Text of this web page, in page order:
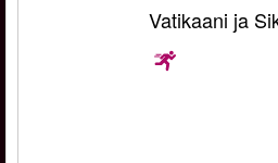
Vatikaani ja